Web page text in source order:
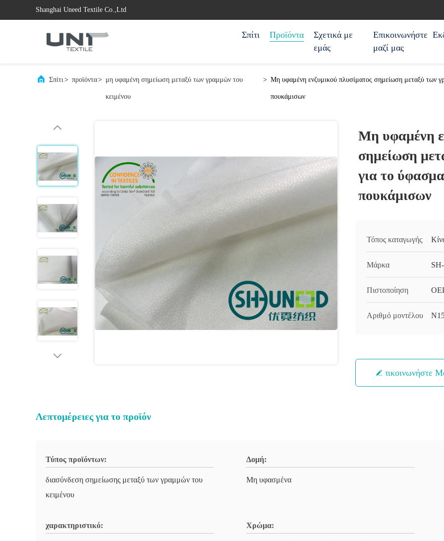
Shanghai Uneed Textile Co.,Ltd
Σπίτι Προϊόντα
Σχετικά με
εμάς
Επικοινωνήστε
μαζί μας
Σπίτι> προϊόντα> μη υφαμένη σημείωση μεταξύ των γραμμών του
κειμένου
> Μη υφαμένη ενζυμικού πλυσίματος σημείωση μεταξύ των
πουκάμισων
Μη υφαμένη
σημείωση
για το
πουκάμισων
Τόπος καταγωγής
Μάρκα
Πιστοποίηση
Αριθμό μοντέλου
Επικοινωνήστε
Λεπτομέρειες για το προϊόν
Τύπος προϊόντων:
διασύνδεση σημείωσης μεταξύ των γραμμών του
κειμένου
Δομή:
Μη υφασμένα
χαρακτηριστικό: Χρώμα: